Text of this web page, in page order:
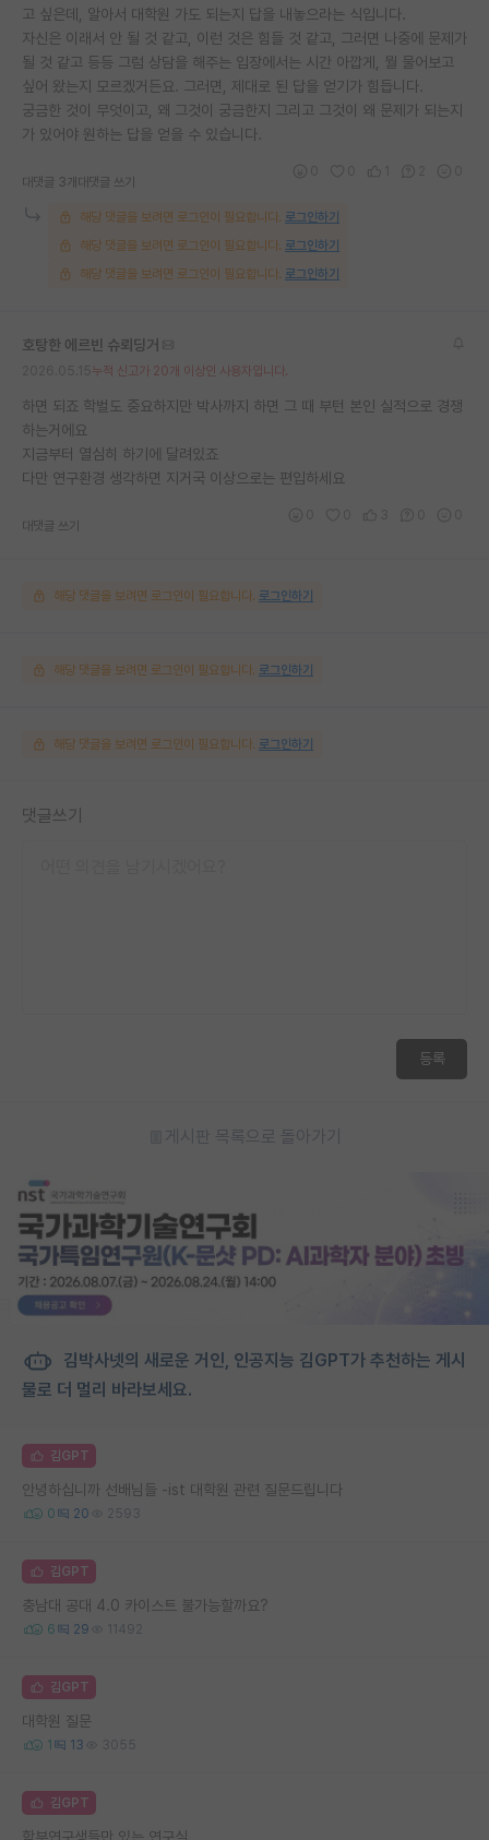
고 싶은데, 알아서 대학원 가도 되는지 답을 내놓으라는 식입니다.
자신은 이래서 안 될 것 같고, 이런 것은 힘들 것 같고, 그러면 나중에 문제가
될 것 같고 등등 그럼 상담을 해주는 입장에서는 시간 아깝게, 뭘 물어보고
싶어 왔는지 모르겠거든요. 그러면, 제대로 된 답을 얻기가 힘듭니다.
궁금한 것이 무엇이고, 왜 그것이 궁금한지 그리고 그것이 왜 문제가 되는지
가 있어야 원하는 답을 얻을 수 있습니다.
대댓글 3개 대댓글 쓰기
해당 댓글을 보려면 로그인이 필요합니다. 로그인하기
해당 댓글을 보려면 로그인이 필요합니다. 로그인하기
해당 댓글을 보려면 로그인이 필요합니다. 로그인하기
호탕한 에르빈 슈뢰딩거
누적 신고가 20개 이상인 사용자입니다.
하면 되죠 학벌도 중요하지만 박사까지 하면 그 때 부턴 본인 실적으로 경쟁
하는거에요
지금부터 열심히 하기에 달려있죠
다만 연구환경 생각하면 지거국 이상으로는 편입하세요
대댓글 쓰기
해당 댓글을 보려면 로그인이 필요합니다. 로그인하기
해당 댓글을 보려면 로그인이 필요합니다. 로그인하기
해당 댓글을 보려면 로그인이 필요합니다. 로그인하기
댓글쓰기
등록
게시판 목록으로 돌아가기
김박사넷의 새로운 거인, 인공지능 김GPT가 추천하는 게시
물로 더 멀리 바라보세요.
김GPT
안녕하십니까 선배님들 -ist 대학원 관련 질문드립니다
0 20 2593
김GPT
충남대 공대 4.0 카이스트 불가능할까요?
6 29 11492
김GPT
대학원 질문
1 13 3055
김GPT
학부연구생들만 있는 연구실